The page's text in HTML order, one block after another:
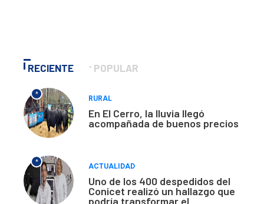
RECIENTE POPULAR
*
RURAL
En El Cerro, la lluvia llegó
acompañada de buenos precios
*
ACTUALIDAD
Uno de los 400 despedidos del
Conicet realizó un hallazgo que
podría transformar el